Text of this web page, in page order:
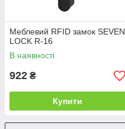
Меблевий RFID замок SEVEN
LOCK R-16
В наявності
922 ₴
Купити